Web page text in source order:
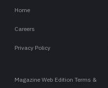
Home
Careers
Privacy Policy
Magazine Web Edition Terms &